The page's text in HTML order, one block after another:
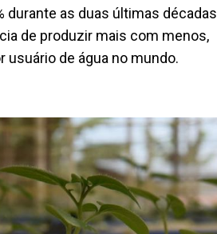
durante as duas últimas décadas
de produzir mais com menos,
usuário de água no mundo.